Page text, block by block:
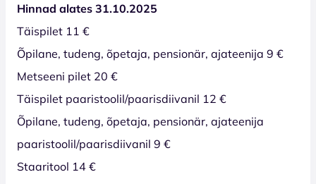
Hinnad alates 31.10.2025
Täispilet 11 €
Õpilane, tudeng, õpetaja, pensionär, ajateenija 9 €
Metseeni pilet 20 €
Täispilet paaristoolil/paarisdiivanil 12 €
Õpilane, tudeng, õpetaja, pensionär, ajateenija
paaristoolil/paarisdiivanil 9 €
Staaritool 14 €